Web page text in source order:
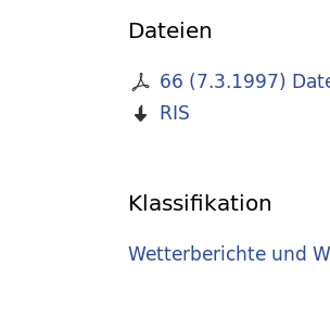
Dateien
66 (7.3.1997)
RIS
Klassifikation
Wetterberichte und